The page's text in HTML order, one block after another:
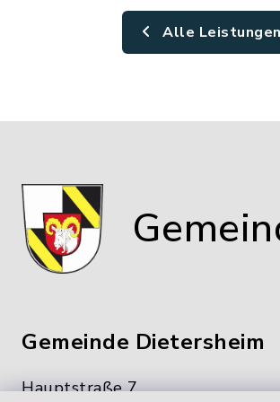
Alle Leistungen
Gemeinde Dietersheim
Hauptstraße 7